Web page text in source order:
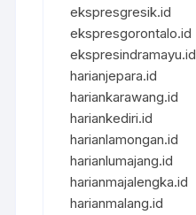
ekspresgresik.id
ekspresgorontalo.id
ekspresindramayu.id
harianjepara.id
hariankarawang.id
hariankediri.id
harianlamongan.id
harianlumajang.id
harianmajalengka.id
harianmalang.id